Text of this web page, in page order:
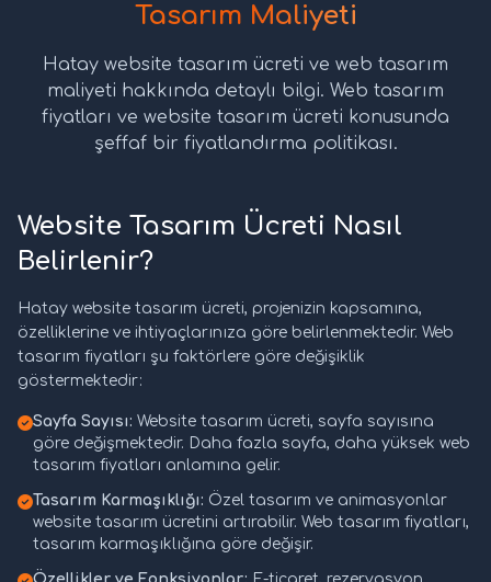
Tasarım Maliyeti
Hatay website tasarım ücreti ve web tasarım
maliyeti hakkında detaylı bilgi. Web tasarım
fiyatları ve website tasarım ücreti konusunda
şeffaf bir fiyatlandırma politikası.
Website Tasarım Ücreti Nasıl
Belirlenir?
Hatay website tasarım ücreti, projenizin kapsamına,
özelliklerine ve ihtiyaçlarınıza göre belirlenmektedir. Web
tasarım fiyatları şu faktörlere göre değişiklik
göstermektedir:
Sayfa Sayısı: Website tasarım ücreti, sayfa sayısına
göre değişmektedir. Daha fazla sayfa, daha yüksek web
tasarım fiyatları anlamına gelir.
Tasarım Karmaşıklığı: Özel tasarım ve animasyonlar
website tasarım ücretini artırabilir. Web tasarım fiyatları,
tasarım karmaşıklığına göre değişir.